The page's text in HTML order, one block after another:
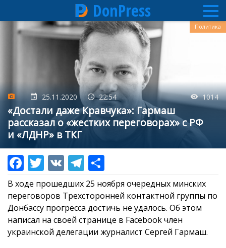
Перейти
DonPress
25.11.2020 22:54 1014
«Достали даже Кравчука»: Гармаш
рассказал о «жестких переговорах» с РФ
и «ЛДНР» в ТКГ
Политика
В ходе прошедших 25 ноября очередных минских
переговоров Трехсторонней контактной группы по
Донбассу прогресса достичь не удалось. Об этом
написал на своей странице в Facebook член
украинской делегации журналист Сергей Гармаш.